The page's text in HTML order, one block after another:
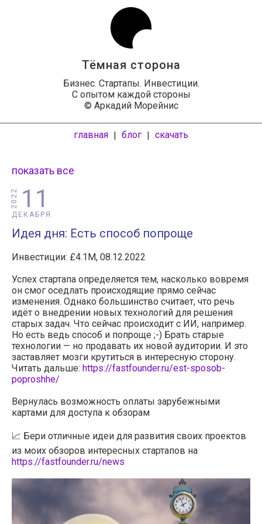
Тёмная сторона
Бизнес. Стартапы. Инвестиции.
С опытом каждой стороны
© Аркадий Морейнис
главная | блог | скачать
показать все
11
ДЕКАБРЯ
2022
Идея дня: Есть способ попроще
Инвестиции: £4.1M, 08.12.2022
Успех стартапа определяется тем, насколько вовремя
он смог оседлать происходящие прямо сейчас
изменения. Однако большинство считает, что речь
идёт о внедрении новых технологий для решения
старых задач. Что сейчас происходит с ИИ, например.
Но есть ведь способ и попроще ;-) Брать старые
технологии — но продавать их новой аудитории. И это
заставляет мозги крутиться в интересную сторону.
Читать дальше: https://fastfounder.ru/est-sposob-
poproshhe/
Вернулась возможность оплаты зарубежными
картами для доступа к обзорам
📈 Бери отличные идеи для развития своих проектов
из моих обзоров интересных стартапов на
https://fastfounder.ru/news